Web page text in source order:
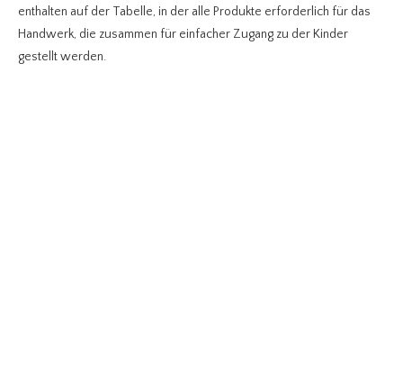
enthalten auf der Tabelle, in der alle Produkte erforderlich für das
Handwerk, die zusammen für einfacher Zugang zu der Kinder
gestellt werden.